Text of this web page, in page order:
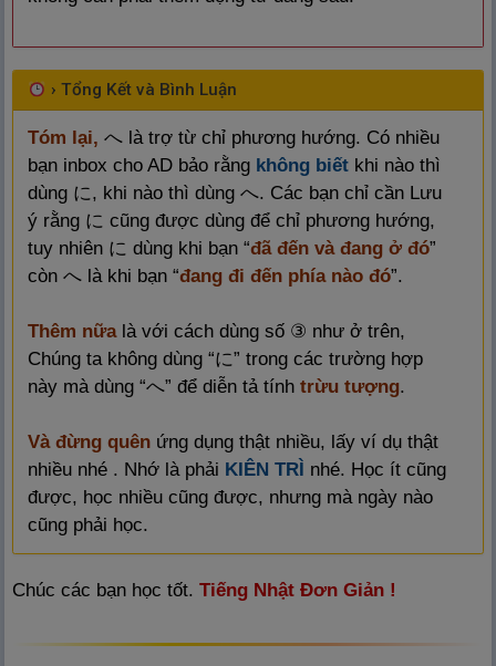
›Tổng Kết và Bình Luận
Tóm lại, へ là trợ từ chỉ phương hướng. Có nhiều
bạn inbox cho AD bảo rằng không biếtkhi nào thì
dùng に, khi nào thì dùng へ. Các bạn chỉ cần Lưu
ý rằng に cũng được dùng để chỉ phương hướng,
tuy nhiên に dùng khi bạn “đã đến và đang ở đó”
còn へ là khi bạn “đang đi đến phía nào đó”.
Thêm nữa là với cách dùng số ③ như ở trên,
Chúng ta không dùng “に” trong các trường hợp
này mà dùng “へ” để diễn tả tính trừu tượng.
Và đừng quênứng dụng thật nhiều, lấy ví dụ thật
nhiều nhé . Nhớ là phải KIÊN TRÌ nhé. Học ít cũng
được, học nhiều cũng được, nhưng mà ngày nào
cũng phải học.
Chúc các bạn học tốt.Tiếng Nhật Đơn Giản !